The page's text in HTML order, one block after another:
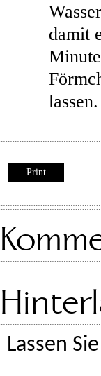
damit
lassen.
Print
Lassen